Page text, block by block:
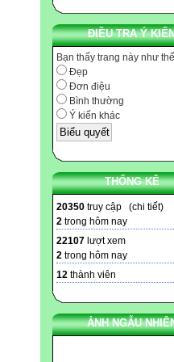
ĐIỀU TRA Ý
Bạn thấy trang này như
Đẹp
Đơn điệu
Bình thường
Ý kiến khác
THỐNG KÊ
20350 truy cập (chi tiết)
2 trong hôm nay
22107 lượt xem
2 trong hôm nay
12 thành viên
ẢNH NGẪU